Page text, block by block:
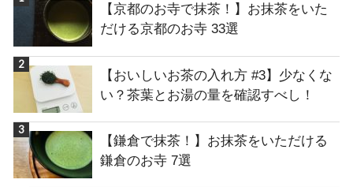
【京都のお寺で抹茶！】お抹茶をいた
だける京都のお寺 33選
【おいしいお茶の入れ方 #3】少なくな
い？茶葉とお湯の量を確認すべし！
【鎌倉で抹茶！】お抹茶をいただける
鎌倉のお寺 7選